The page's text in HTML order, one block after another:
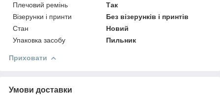
Плечовий ремінь
Так
Візерунки і принти
Без візерунків і принтів
Стан
Новий
Упаковка засобу
Пильник
Приховати
Умови доставки